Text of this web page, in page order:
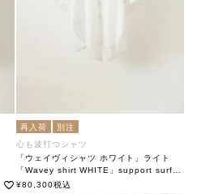
再入荷
別注
心も波打つシャツ
「ウェイヴィシャツ ホワイト」ライト
「Wavey shirt WHITE」support surface
サポートサーフェス
¥80,300税込